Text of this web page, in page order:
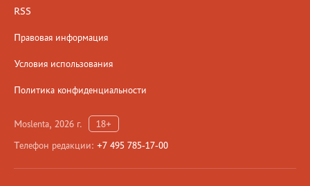
RSS
Правовая информация
Условия использования
Политика конфиденциальности
Moslenta, 2026 г.
18+
Телефон редакции: +7 495 785-17-00